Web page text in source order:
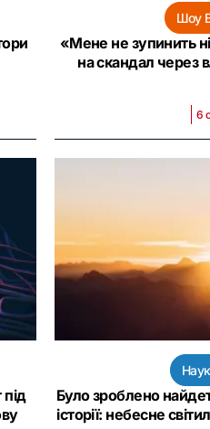
Шоу
«Мене не зупинить
на скандал через
6
Було зроблено
історії: небесне